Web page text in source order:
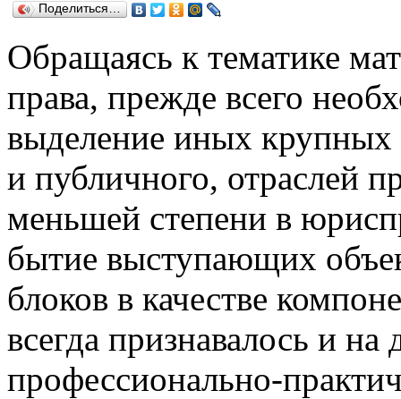
Поделиться…
Обращаясь к тематике
права, прежде всего
выделение иных крупных
и публичного, отраслей
меньшей степени в
бытие выступающих
блоков в качестве
всегда признавалось и
профессионально-